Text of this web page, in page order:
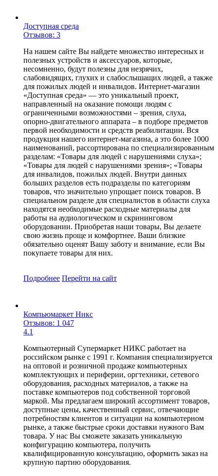
Доступная среда
Отзывов: 3
На нашем сайте Вы найдете множество интересных и
полезных устройств и аксессуаров, которые,
несомненно, будут полезны для незрячих,
слабовидящих, глухих и слабослышащих людей, а также
для пожилых людей и инвалидов. Интернет-магазин
«Доступная среда» — это уникальный проект,
направленный на оказание помощи людям с
ограниченными возможностями – зрения, слуха,
опорно-двигательного аппарата – в подборе предметов
первой необходимости и средств реабилитации. Вся
продукция нашего интернет-магазина, а это более 1000
наименований, рассортирована по специализированным
разделам: «Товары для людей с нарушениями слуха»;
«Товары для людей с нарушениями зрения»; «Товары
для инвалидов, пожилых людей. Внутри данных
больших разделов есть подразделы по категориям
товаров, что значительно упрощает поиск товаров. В
специальном разделе для специалистов в области слуха
находятся необходимые расходные материалы для
работы на аудиологическом и скрининговом
оборудовании. Приобретая наши товары, Вы делаете
свою жизнь проще и комфортнее. Ваши близкие
обязательно оценят Вашу заботу и внимание, если Вы
покупаете товары для них.
Подробнее Перейти на сайт
Компьюмаркет Никс
Отзывов: 1 047
4.1
Компьютерный Супермаркет НИКС работает на
российском рынке с 1991 г. Компания специализируется
на оптовой и розничной продаже компьютерных
комплектующих и периферии, оргтехники, сетевого
оборудования, расходных материалов, а также на
поставке компьютеров под собственной торговой
маркой. Мы предлагаем широкий ассортимент товаров,
доступные цены, качественный сервис, отвечающие
потребностям клиентов и ситуации на компьютерном
рынке, а также быстрые сроки доставки нужного Вам
товара. У нас Вы сможете заказать уникальную
конфигурацию компьютера, получить
квалифицированную консультацию, оформить заказ на
крупную партию оборудования.